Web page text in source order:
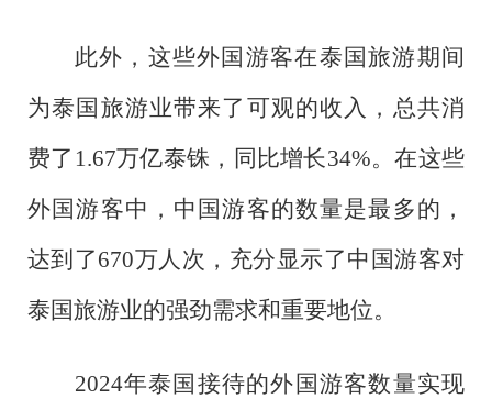
此外，这些外国游客在泰国旅游期间
为泰国旅游业带来了可观的收入，总共消
费了 1.67万亿泰铢，同比增长34%。在这些
外国游客中，中国游客的数量是最多的，
达到了670万人次，充分显示了中国游客对
泰国旅游业的强劲需求和重要地位。
2024年泰国接待的外国游客数量实现